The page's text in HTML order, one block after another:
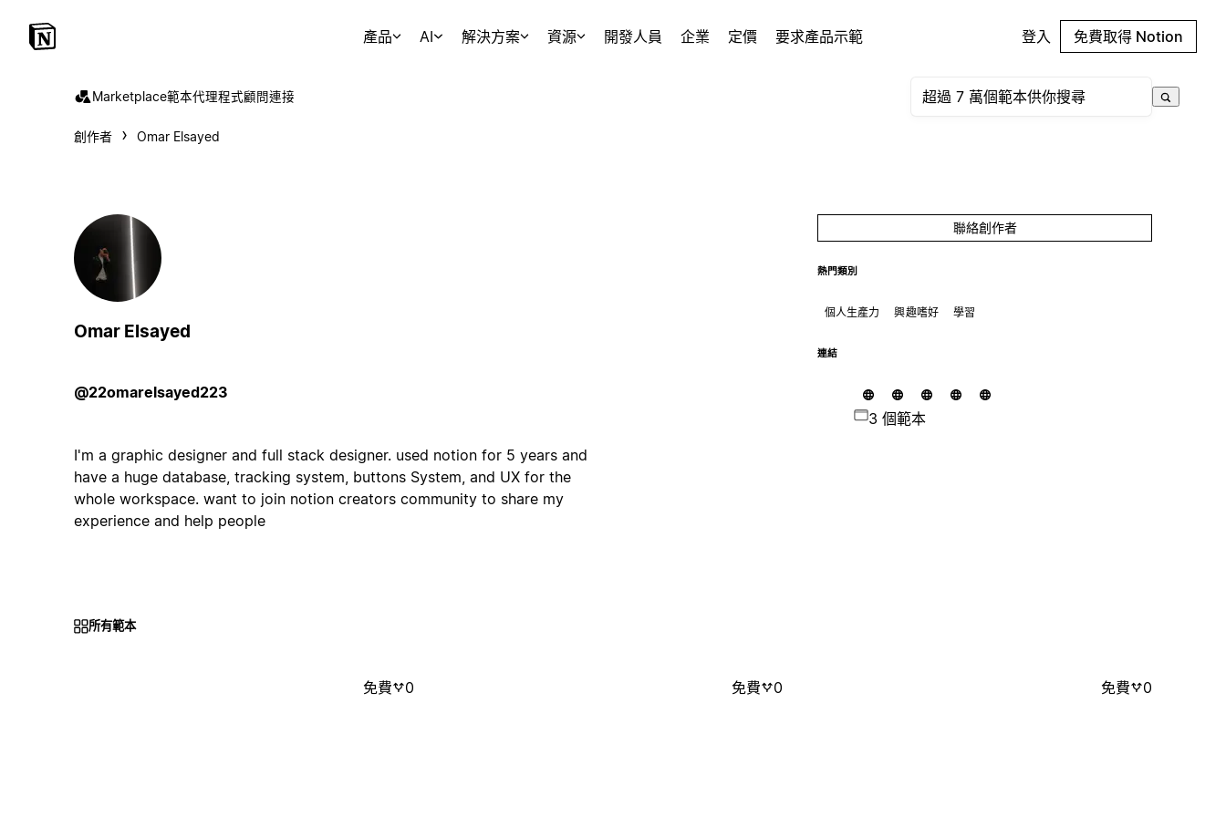
產品 AI 解決方案 資源 開發人員 企業 定價 要求產品示範 登入 免費取得 Notion
Marketplace範本代理程式顧問連接
創作者 Omar Elsayed
Omar Elsayed
@22omarelsayed223
I'm a graphic designer and full stack designer. used notion for 5 years and
have a huge database, tracking system, buttons System, and UX for the
whole workspace. want to join notion creators community to share my
experience and help people
聯絡創作者
熱門類別
個人生產力 興趣嗜好 學習
連結
3 個範本
所有範本
免費 0 免費 0 免費 0